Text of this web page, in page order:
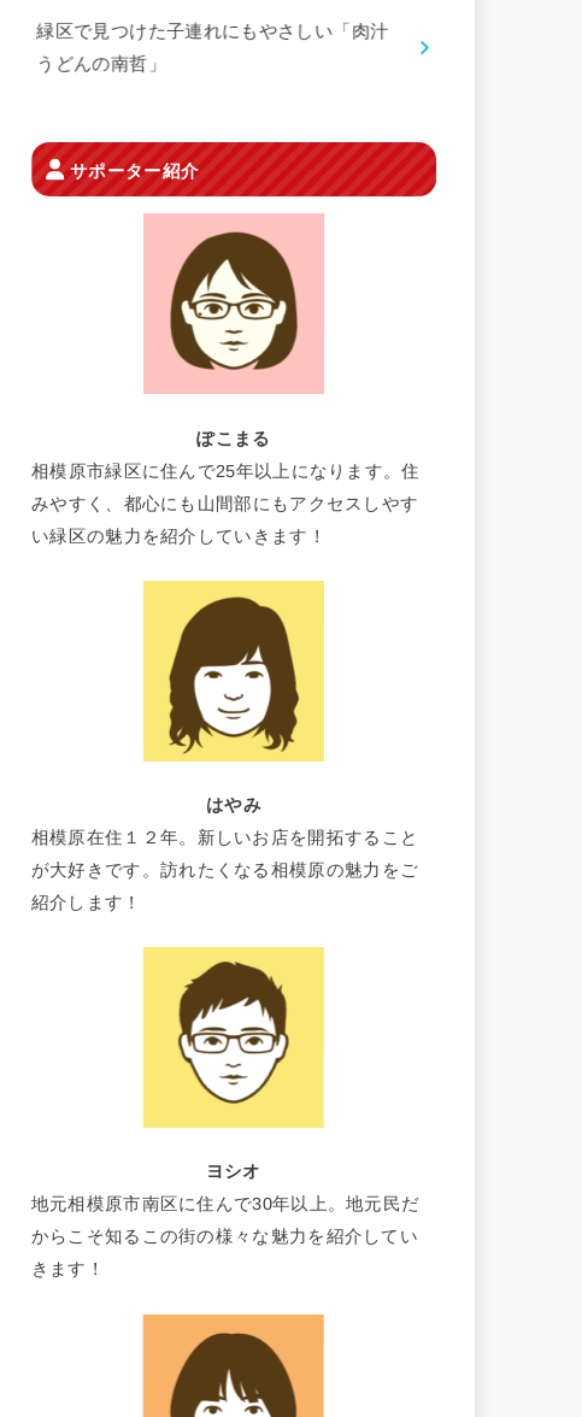
緑区で見つけた子連れにもやさしい「肉汁
うどんの南哲」
サポーター紹介
ぽこまる
相模原市緑区に住んで25年以上になります。住
みやすく、都心にも山間部にもアクセスしやす
い緑区の魅力を紹介していきます！
はやみ
相模原在住１２年。新しいお店を開拓すること
が大好きです。訪れたくなる相模原の魅力をご
紹介します！
ヨシオ
地元相模原市南区に住んで30年以上。地元民だ
からこそ知るこの街の様々な魅力を紹介してい
きます！